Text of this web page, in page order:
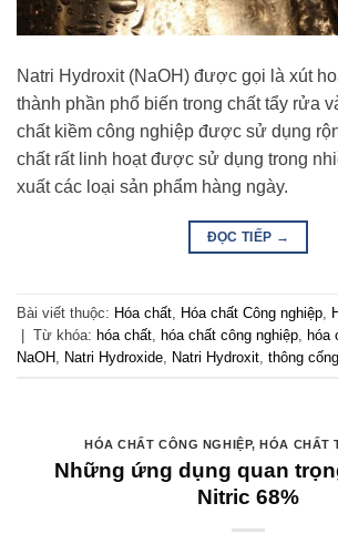
Natri Hydroxit (NaOH) được gọi là xút
thành phần phổ biến trong chất tẩy rửa
chất kiềm công nghiệp được sử dụng
chất rất linh hoạt được sử dụng trong
xuất các loại sản phẩm hàng ngày.
ĐỌC TIẾP →
Bài viết thuộc: Hóa chất Hóa chất Công nghiệp
| Từ khóa: hóa chất hóa chất công nghiệp hóa
NaOH Natri Hydroxide Natri Hydroxit thông cống
HÓA CHẤT CÔNG NGHIỆP, HÓA CHẤT
Những ứng dụng quan
Nitric 68%